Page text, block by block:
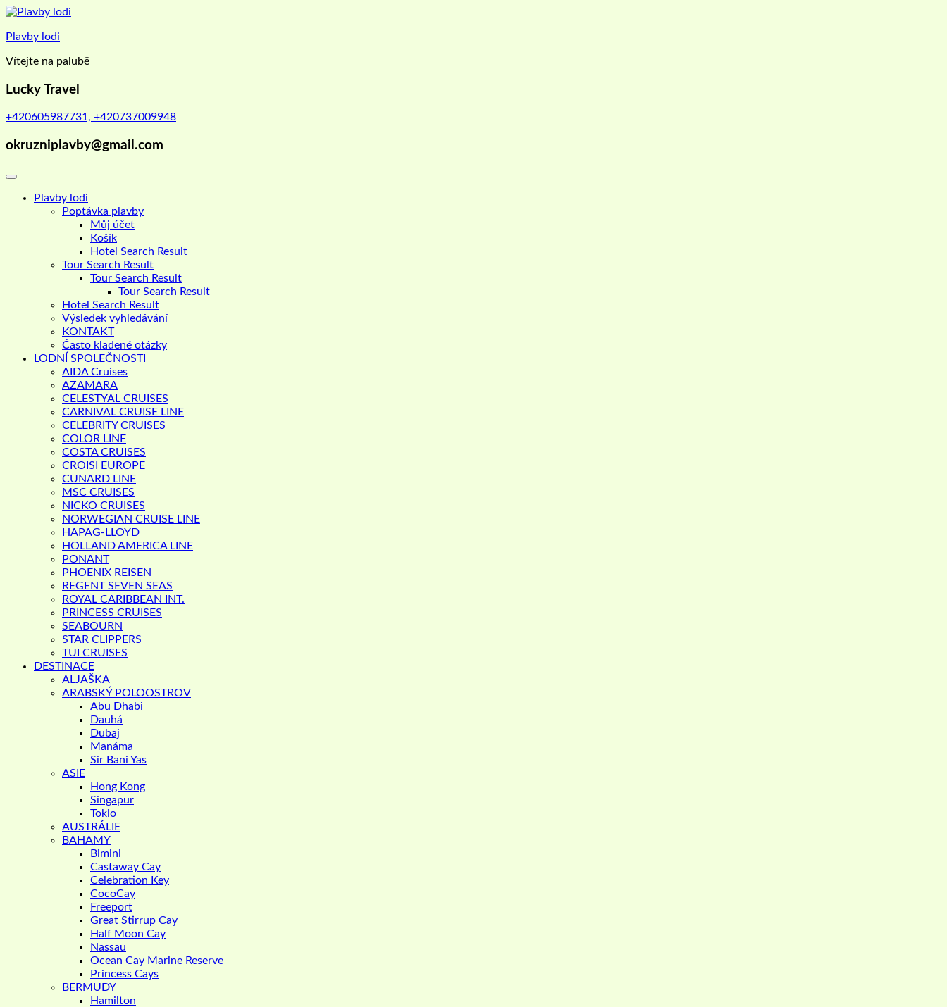
Skip
content
Plavby lodi
Vítejte na palubě
Lucky Travel
+420605987731, +420737009948
okruzniplavby@gmail.com
Plavby lodi
Poptávka plavby
Můj účet
Košík
Hotel Search Result
Tour Search Result
Tour Search Result
Tour Search Result
Hotel Search Result
Výsledek vyhledávání
KONTAKT
Často kladené otázky
LODNÍ SPOLEČNOSTI
AIDA Cruises
AZAMARA
CELESTYAL CRUISES
CARNIVAL CRUISE LINE
CELEBRITY CRUISES
COLOR LINE
COSTA CRUISES
CROISI EUROPE
CUNARD LINE
MSC CRUISES
NICKO CRUISES
NORWEGIAN CRUISE LINE
HAPAG-LLOYD
HOLLAND AMERICA LINE
PONANT
PHOENIX REISEN
REGENT SEVEN SEAS
ROYAL CARIBBEAN INT.
PRINCESS CRUISES
SEABOURN
STAR CLIPPERS
TUI CRUISES
DESTINACE
ALJAŠKA
ARABSKÝ POLOOSTROV
Abu Dhabi
Dauhá
Dubaj
Manáma
Sir Bani Yas
ASIE
Hong Kong
Singapur
Tokio
AUSTRÁLIE
BAHAMY
Bimini
Castaway Cay
Celebration Key
CocoCay
Freeport
Great Stirrup Cay
Half Moon Cay
Nassau
Ocean Cay Marine Reserve
Princess Cays
BERMUDY
Hamilton